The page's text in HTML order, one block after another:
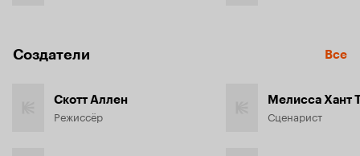
Создатели Все
Скотт Аллен
Режиссёр
Мелисса Хант
Сценарист